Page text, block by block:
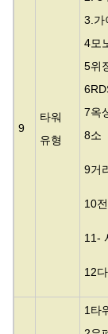
9
타워
유형
3.가
4모
5위
7옥
8소
9거
10
11-
12
1타